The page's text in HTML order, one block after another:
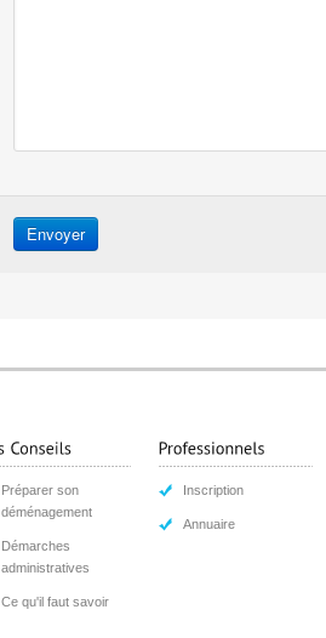
Envoyer
Préparer son
déménagement
Démarches
administratives
Ce qu'il faut savoir
Inscription
Annuaire